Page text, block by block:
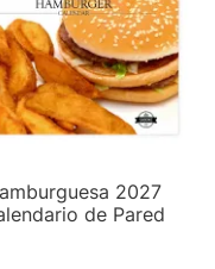
2027
de Pared